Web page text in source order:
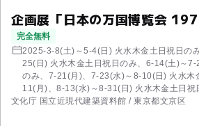
企画展「日本の万国博覧会
完全無料
2025-3-8(土)～5-4(日) 火水木金土日祝日の
25(日) 火水木金土日祝日のみ、6-14(土)～7-
のみ、7-21(月)、7-23(水)～8-10(日) 火水木
11(月)、8-13(水)～8-31(日) 火水木金土日祝
文化庁 国立近現代建築資料館 / 東京都文京区